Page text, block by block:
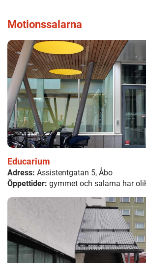
Motionssalarna
Educarium
Adress: Assistentgatan 5, Åbo
Öppettider: gymmet och salarna har